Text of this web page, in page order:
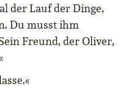
der Lauf der Dinge,
Du musst ihm
Freund, der Oliver,